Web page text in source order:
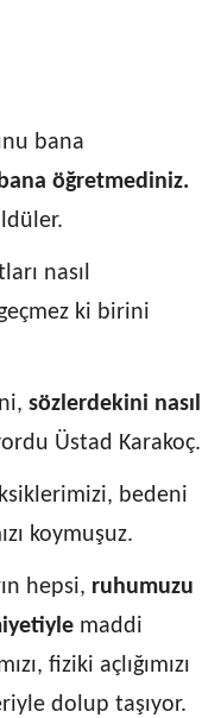
bana
öğretmediniz.
nasıl
ki birini
sözlerdekini nasıl
Üstad Karakoç.
bedeni
koymuşuz.
hepsi, ruhumuzu
maddi
fiziki açlığımızı
dolup taşıyor.